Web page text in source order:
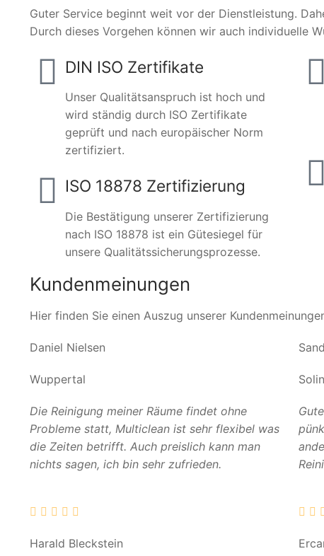
Guter Service beginnt weit vor der Dienstleistung.
Durch dieses Vorgehen können wir auch individuelle
DIN ISO Zertifikate
Unser Qualitätsanspruch ist hoch und
wird ständig durch ISO Zertifikate
geprüft und nach europäischer Norm
zertifiziert.
ISO 18878 Zertifizierung
Die Bestätigung unserer Zertifizierung
nach ISO 18878 ist ein Gütesiegel für
unsere Qualitätssicherungsprozesse.
Kundenmeinungen
Hier finden Sie einen Auszug unserer
Daniel Nielsen
Wuppertal
Die Reinigung meiner Räume findet ohne
Probleme statt, Multiclean ist sehr flexibel was
die Zeiten betrifft. Auch preislich kann man
nichts sagen, ich bin sehr zufrieden.
Harald Bleckstein